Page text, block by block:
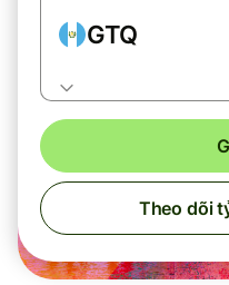
GTQ
Theo dõi